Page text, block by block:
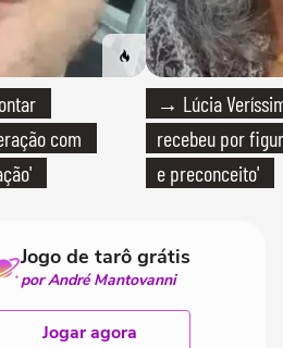
com
→ Lúcia
recebeu por
e preconceito'
Jogo de tarô grátis
por André Mantovanni
Jogar agora